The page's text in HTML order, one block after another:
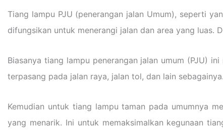
Tiang lampu PJU (penerangan jalan Umum), seperti
difungsikan untuk menerangi jalan dan area yang
Biasanya tiang lampu penerangan jalan umum (PJU)
terpasang pada jalan raya, jalan tol, dan lain
Kemudian untuk tiang lampu taman pada umumnya
yang menarik. Ini untuk memaksimalkan kegunaan